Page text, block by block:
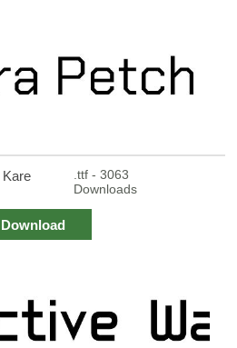
Kare
.ttf - 3063
Downloads
Download